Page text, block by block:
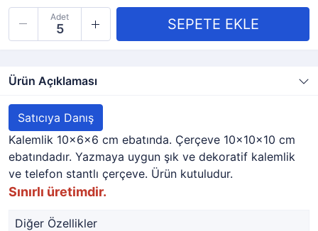
Adet
Ürün Açıklaması
Satıcıya Danış
Kalemlik 10x6x6 cm ebatında. Çerçeve 10x10x10 cm
ebatındadır. Yazmaya uygun şık ve dekoratif kalemlik
ve telefon stantlı çerçeve. Ürün kutuludur.
Sınırlı üretimdir.
Diğer Özellikler